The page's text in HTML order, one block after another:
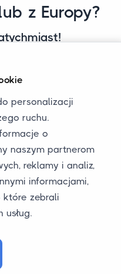
z Europy?
Wypełnij nasz
otrzymaj ofertę na
natychmiast.
personalizacji
ruchu.
o
naszym partnerom
reklamy i analiz,
informacjami,
które zebrali